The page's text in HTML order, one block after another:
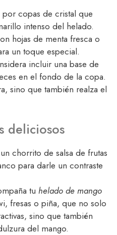
por copas de cristal que
intenso del helado.
hojas de menta fresca o
un toque especial.
incluir una base de
en el fondo de la copa.
sino que también realza el
deliciosos
chorrito de salsa de frutas
para darle un contraste
tu helado de mango
fresas o piña, que no solo
sino que también
del mango.